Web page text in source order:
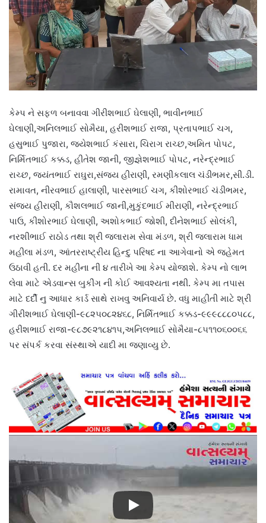
કેમ્પ ને સફળ બનાવવા ગીરીશભાઈ ઘેલાણી, ભાવીનભાઈ
ઘેલાણી,અનિલભાઈ સોમૈયા, હરીશભાઈ રાજા, પ્રતાપભાઈ ચગ,
હસુભાઈ પુજારા, જયેશભાઈ કંસારા, ચિરાગ રાચ્છ,અમિત પોપટ,
નિર્મિતભાઈ કક્કડ, હીતેશ જાની, જીજ્ઞેશભાઈ પોપટ, નરેન્દ્રભાઈ
રાચ્છ, જયંતભાઈ રાઘુરા,સંજય હીરાણી, રમણીકલાલ ચંડીભમર,સી.ડી.
રામાવત, નીરવભાઈ હાલાણી, પારસભાઈ ચગ, કીશોરભાઈ ચંડીભમર,
સંજય હીરાણી, કૌશલભાઈ જાની,મુકુંદભાઈ મીરાણી, નરેન્દ્રભાઈ
પાઉ, કીશોરભાઈ ઘેલાણી, અશોકભાઈ જોશી, દીનેશભાઈ સોલંકી,
નરશીભાઈ રાઠોડ તથા શ્રી જલારામ સેવા મંડળ, શ્રી જલારામ ધામ
મહીલા મંડળ, આંતરરાષ્ટ્રીય હિન્દુ પરિષદ ના આગેવાનો એ જહેમત
ઉઠાવી હતી. દર મહીના ની ૪ તારીખે આ કેમ્પ યોજાશે. કેમ્પ નો લાભ
લેવા માટે એડવાન્સ બુકીંગ ની કોઈ આવશ્યતા નથી. કેમ્પ મા તપાસ
માટે દર્દી નુ આધાર કાર્ડ સાથે રાખવુ અનિવાર્ય છે. વધુ માહીતી માટે શ્રી
ગીરીશભાઈ ઘેલાણી-૯૮૨૫૦૮૨૪૬૮, નિર્મિતભાઈ કક્કડ-૯૯૯૮૮૮૦૫૮૮,
હરીશભાઈ રાજા-૯૮૭૯૨૧૮૪૧૫,અનિલભાઈ સોમૈયા-૮૫૧૧૦૬૦૦૬૬
પર સંપર્ક કરવા સંસ્થાએ યાદી મા જણાવ્યુ છે.